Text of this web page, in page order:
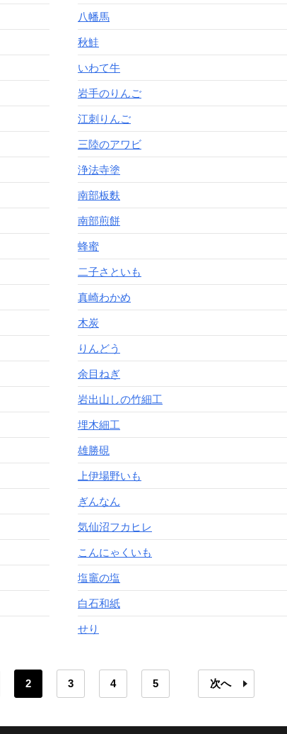
八幡馬
秋鮭
いわて牛
岩手のりんご
江刺りんご
三陸のアワビ
浄法寺塗
南部板麩
南部煎餅
蜂蜜
二子さといも
真崎わかめ
木炭
りんどう
余目ねぎ
岩出山しの竹細工
埋木細工
雄勝硯
上伊場野いも
ぎんなん
気仙沼フカヒレ
こんにゃくいも
塩竈の塩
白石和紙
せり
2 3 4 5 次へ